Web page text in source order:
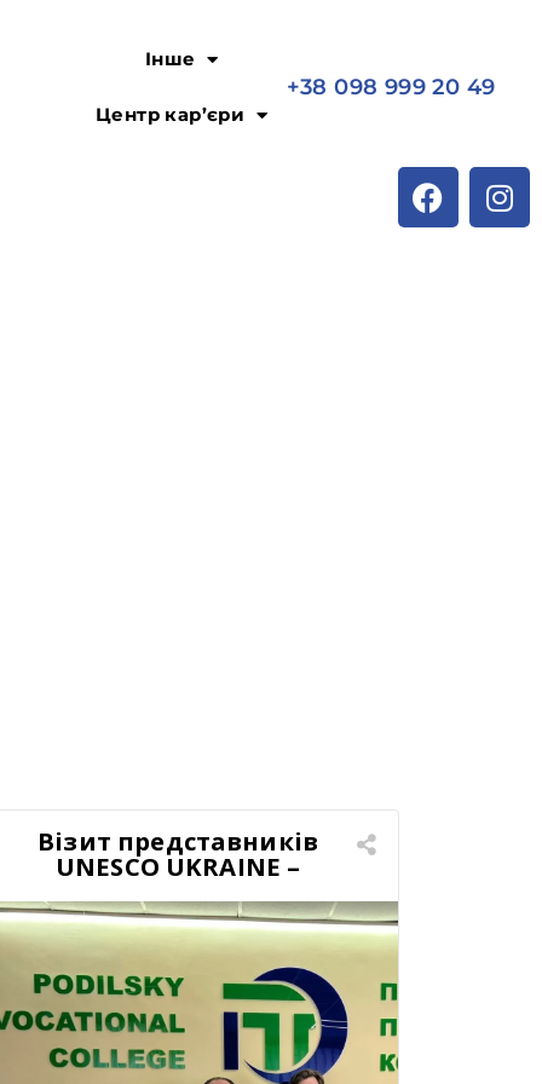
Інше
Центр кар’єри
+38 098 999 20 49
Візит представників
UNESCO UKRAINE –
Націй з питань освіти,
науки і культури